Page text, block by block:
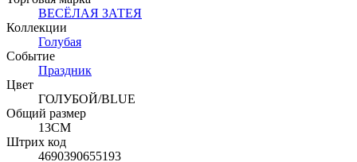
ВЕСЁЛАЯ ЗАТЕЯ
Коллекции
Голубая
Событие
Праздник
Цвет
ГОЛУБОЙ/BLUE
Общий размер
13СМ
Штрих код
4690390655193